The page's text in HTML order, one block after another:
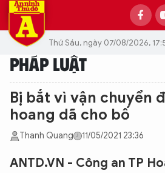
Thứ Sáu, ngày 07/08/2026,
PHÁP LUẬT
Bị bắt vì vận chuyển
hoang dã cho bố
Thanh Quang 11/05/2021 23:36
ANTD.VN - Công an TP